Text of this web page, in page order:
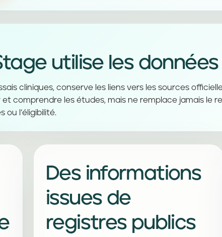
utilise les
cliniques, conserve les liens vers les sources
comprendre les études, mais ne remplace jamais le
ou l’éligibilité.
Des informations
issues de
registres publics